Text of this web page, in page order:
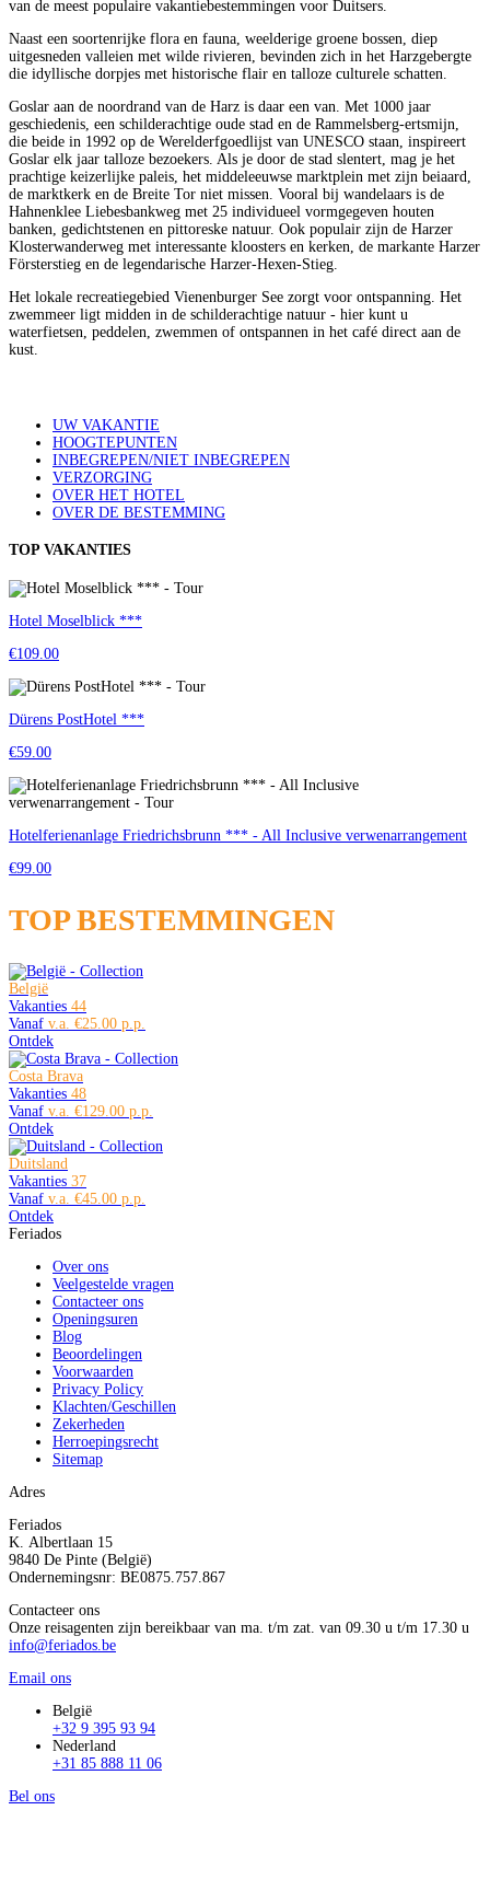
van de meest populaire vakantiebestemmingen voor Duitsers.
Naast een soortenrijke flora en fauna, weelderige groene bossen, diep
uitgesneden valleien met wilde rivieren, bevinden zich in het Harzgebergte
die idyllische dorpjes met historische flair en talloze culturele schatten.
Goslar aan de noordrand van de Harz is daar een van. Met 1000 jaar
geschiedenis, een schilderachtige oude stad en de Rammelsberg-ertsmijn,
die beide in 1992 op de Werelderfgoedlijst van UNESCO staan, inspireert
Goslar elk jaar talloze bezoekers. Als je door de stad slentert, mag je het
prachtige keizerlijke paleis, het middeleeuwse marktplein met zijn beiaard,
de marktkerk en de Breite Tor niet missen. Vooral bij wandelaars is de
Hahnenklee Liebesbankweg met 25 individueel vormgegeven houten
banken, gedichtstenen en pittoreske natuur. Ook populair zijn de Harzer
Klosterwanderweg met interessante kloosters en kerken, de markante Harzer
Försterstieg en de legendarische Harzer-Hexen-Stieg.
Het lokale recreatiegebied Vienenburger See zorgt voor ontspanning. Het
zwemmeer ligt midden in de schilderachtige natuur - hier kunt u
waterfietsen, peddelen, zwemmen of ontspannen in het café direct aan de
kust.
UW VAKANTIE
HOOGTEPUNTEN
INBEGREPEN/NIET INBEGREPEN
VERZORGING
OVER HET HOTEL
OVER DE BESTEMMING
TOP VAKANTIES
Hotel Moselblick ***
€109.00
Dürens PostHotel ***
€59.00
Hotelferienanlage Friedrichsbrunn *** - All Inclusive verwenarrangement
€99.00
TOP BESTEMMINGEN
België
Vakanties 44
Vanaf
€25.00
Ontdek
Costa Brava
Vakanties 48
Vanaf
€129.00
Ontdek
Duitsland
Vakanties 37
Vanaf
€45.00
Ontdek
Feriados
Over ons
Veelgestelde vragen
Contacteer ons
Openingsuren
Blog
Beoordelingen
Voorwaarden
Privacy Policy
Klachten/Geschillen
Zekerheden
Herroepingsrecht
Sitemap
Adres
Feriados
K. Albertlaan 15
9840 De Pinte (België)
Ondernemingsnr: BE0875.757.867
Contacteer ons
Onze reisagenten zijn bereikbaar van ma. t/m zat. van 09.30 u t/m 17.30 u
info@feriados.be
Email ons
België
+32 9 395 93 94
Nederland
+31 85 888 11 06
Bel ons